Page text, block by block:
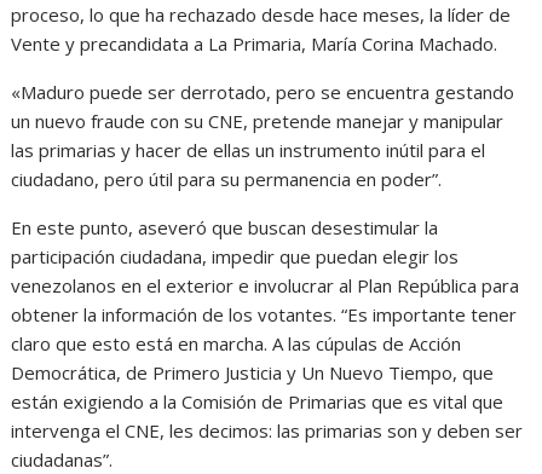
proceso, lo que ha rechazado desde hace meses, la líder de
Vente y precandidata a La Primaria, María Corina Machado.
«Maduro puede ser derrotado, pero se encuentra gestando
un nuevo fraude con su CNE, pretende manejar y manipular
las primarias y hacer de ellas un instrumento inútil para el
ciudadano, pero útil para su permanencia en poder”.
En este punto, aseveró que buscan desestimular la
participación ciudadana, impedir que puedan elegir los
venezolanos en el exterior e involucrar al Plan República para
obtener la información de los votantes. “Es importante tener
claro que esto está en marcha. A las cúpulas de Acción
Democrática, de Primero Justicia y Un Nuevo Tiempo, que
están exigiendo a la Comisión de Primarias que es vital que
intervenga el CNE, les decimos: las primarias son y deben ser
ciudadanas”.